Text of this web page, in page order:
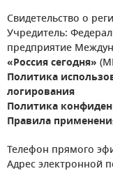
Свидетельство о
Учредитель:
предприятие
«Россия сегодня»
Политика
логирования
Политика
Правила
Телефон прямого
Адрес электронной